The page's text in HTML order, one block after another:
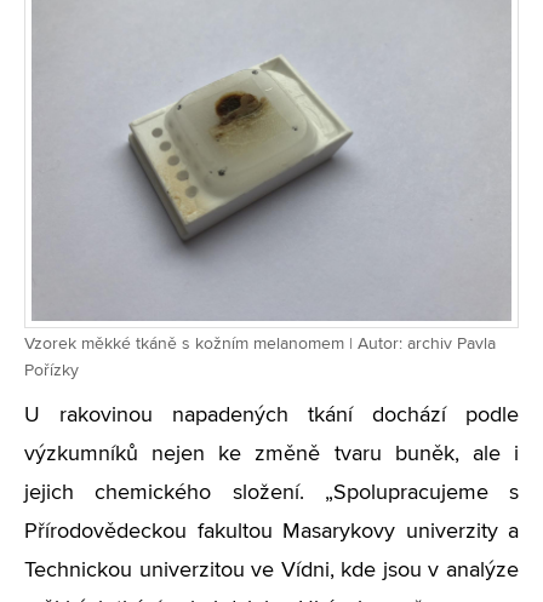
Vzorek měkké tkáně s kožním melanomem | Autor: archiv Pavla
Pořízky
U rakovinou napadených tkání dochází podle
výzkumníků nejen ke změně tvaru buněk, ale i
jejich chemického složení. „Spolupracujeme s
Přírodovědeckou fakultou Masarykovy univerzity a
Technickou univerzitou ve Vídni, kde jsou v analýze